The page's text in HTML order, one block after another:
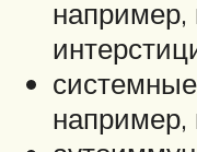
например,
например,